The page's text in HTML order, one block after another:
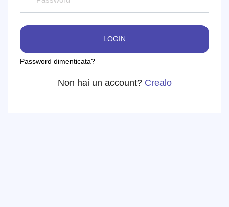
LOGIN
Password dimenticata?
Non hai un account? Crealo